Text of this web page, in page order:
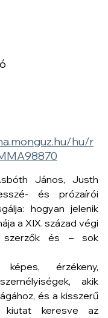
hu/r
János, Justh
és prózaírói
hogyan jelenik
a XIX. század végi
szerzők és – sok
érzékeny,
akik
és a kisszerű
keresve az